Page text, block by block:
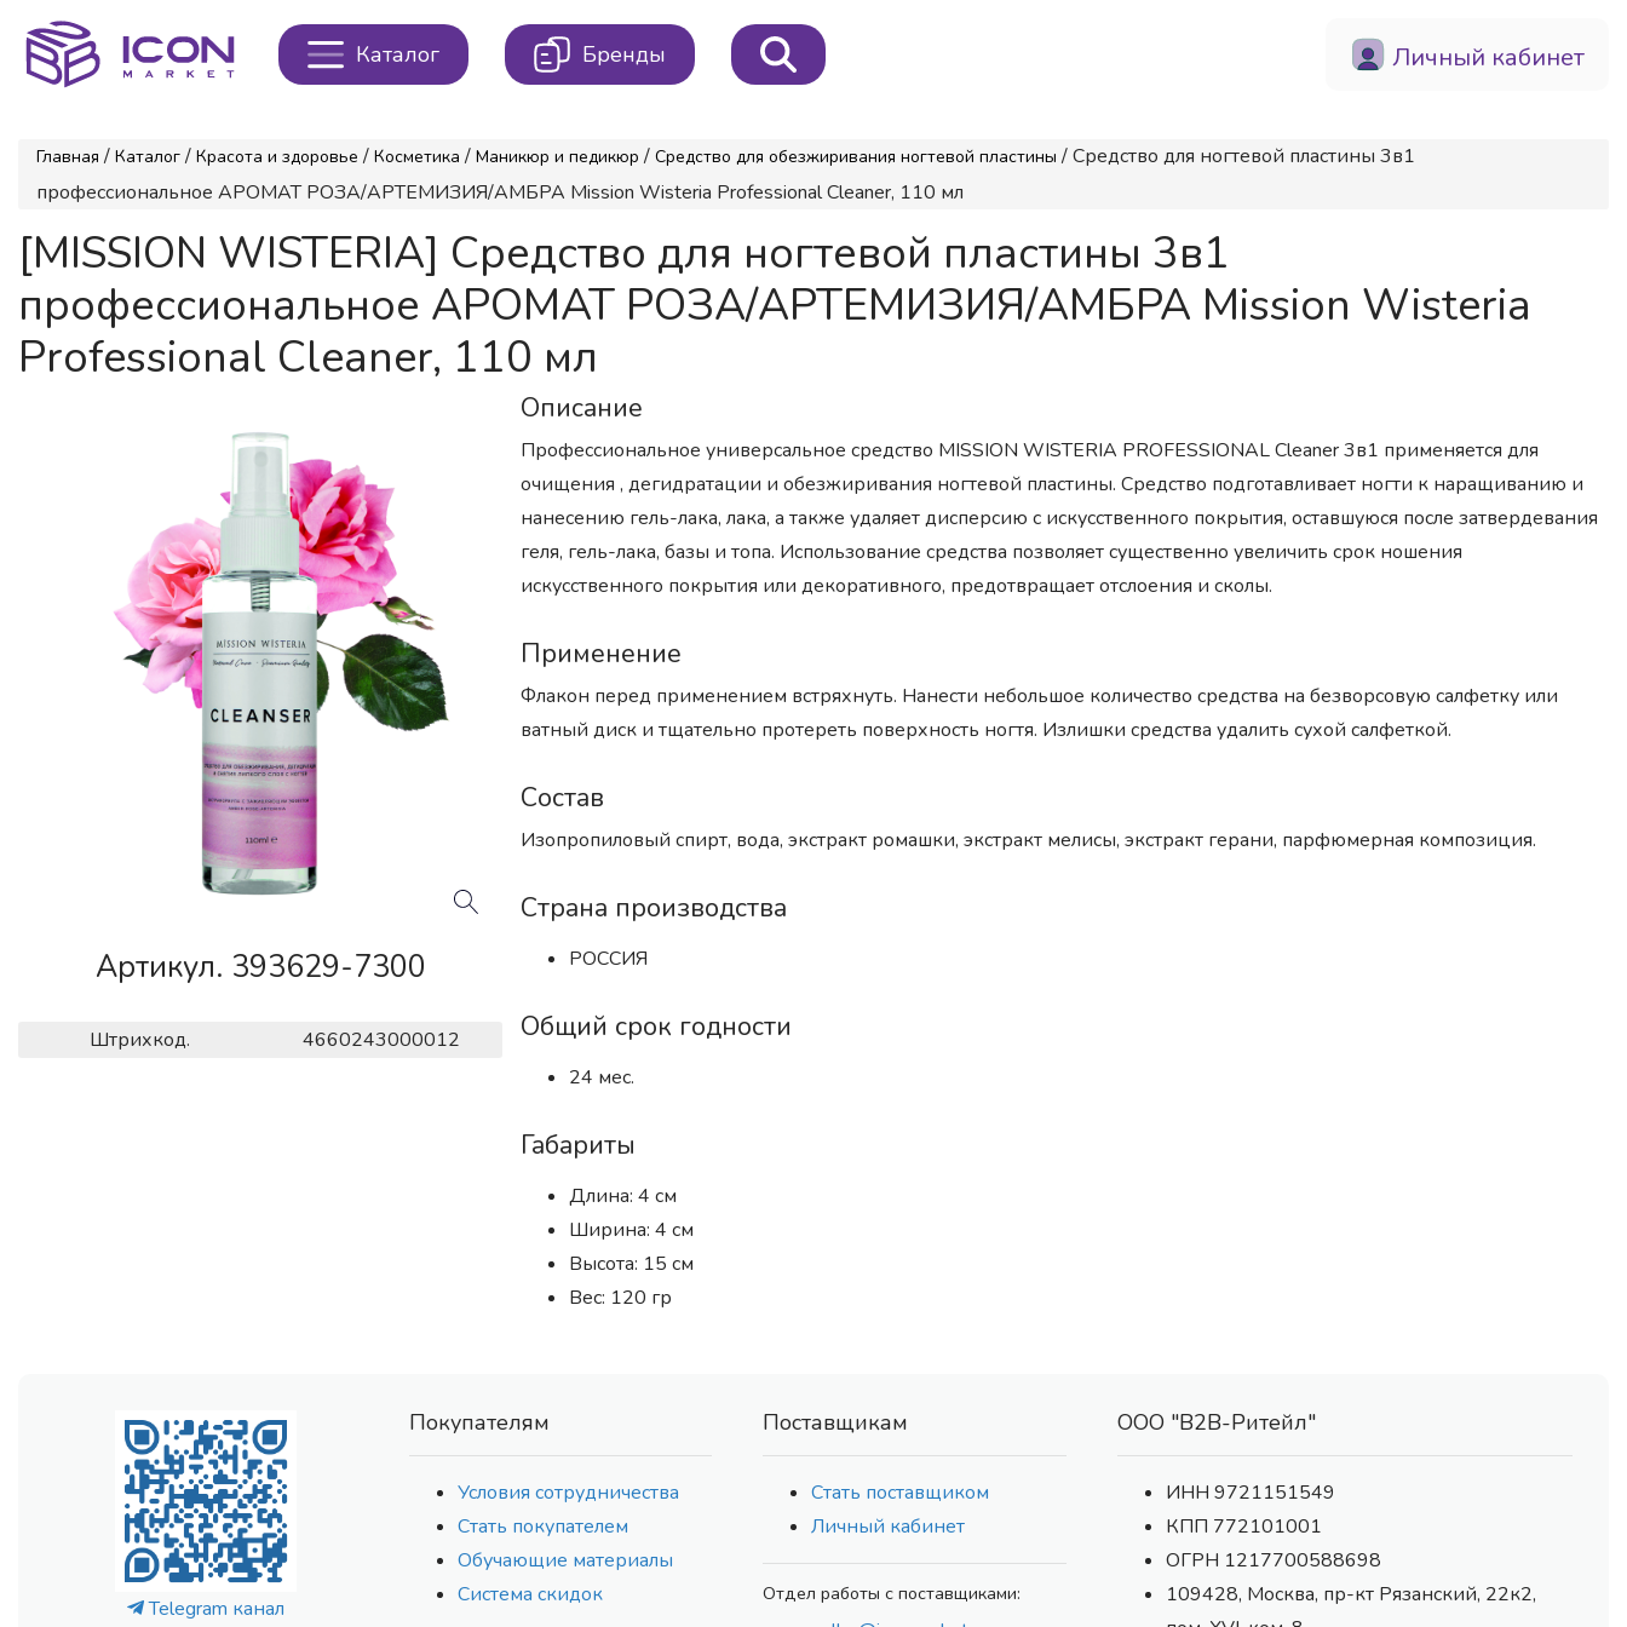
Каталог Бренды Личный кабинет
Главная / Каталог / Красота и здоровье / Косметика / Маникюр и педикюр / Средство для обезжиривания ногтевой пластины / Средство для ногтевой пластины 3в1
профессиональное АРОМАТ РОЗА/АРТЕМИЗИЯ/АМБРА Mission Wisteria Professional Cleaner, 110 мл
[MISSION WISTERIA] Средство для ногтевой пластины 3в1
профессиональное АРОМАТ РОЗА/АРТЕМИЗИЯ/АМБРА Mission Wisteria
Professional Cleaner, 110 мл
Артикул. 393629-7300
Штрихкод. 4660243000012
Описание
Профессиональное универсальное средство MISSION WISTERIA PROFESSIONAL Cleaner 3в1 применяется для
очищения , дегидратации и обезжиривания ногтевой пластины. Средство подготавливает ногти к наращиванию и
нанесению гель-лака, лака, а также удаляет дисперсию с искусственного покрытия, оставшуюся после затвердевания
геля, гель-лака, базы и топа. Использование средства позволяет существенно увеличить срок ношения
искусственного покрытия или декоративного, предотвращает отслоения и сколы.
Применение
Флакон перед применением встряхнуть. Нанести небольшое количество средства на безворсовую салфетку или
ватный диск и тщательно протереть поверхность ногтя. Излишки средства удалить сухой салфеткой.
Состав
Изопропиловый спирт, вода, экстракт ромашки, экстракт мелисы, экстракт герани, парфюмерная композиция.
Страна производства
РОССИЯ
Общий срок годности
24 мес.
Габариты
Длина: 4 см
Ширина: 4 см
Высота: 15 см
Вес: 120 гр
Telegram канал
Покупателям
Условия сотрудничества
Стать покупателем
Обучающие материалы
Система скидок
Поставщикам
Стать поставщиком
Личный кабинет
Отдел работы с поставщиками:
ООО "В2В-Ритейл"
ИНН 9721151549
КПП 772101001
ОГРН 1217700588698
109428, Москва, пр-кт Рязанский, 22к2,